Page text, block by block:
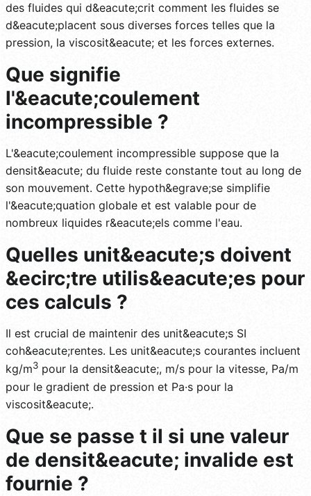
des fluides qui d&eacute;crit comment les fluides se
d&eacute;placent sous diverses forces telles que la
pression, la viscosit&eacute; et les forces externes.
Que signifie
l'&eacute;coulement
incompressible ?
L'&eacute;coulement incompressible suppose que la
densit&eacute; du fluide reste constante tout au long de
son mouvement. Cette hypoth&egrave;se simplifie
l'&eacute;quation globale et est valable pour de
nombreux liquides r&eacute;els comme l'eau.
Quelles unit&eacute;s doivent
&ecirc;tre utilis&eacute;es pour
ces calculs ?
Il est crucial de maintenir des unit&eacute;s SI
coh&eacute;rentes. Les unit&eacute;s courantes incluent
kg/m3 pour la densit&eacute;, m/s pour la vitesse, Pa/m
pour le gradient de pression et Pa·s pour la
viscosit&eacute;.
Que se passe t il si une valeur
de densit&eacute; invalide est
fournie ?